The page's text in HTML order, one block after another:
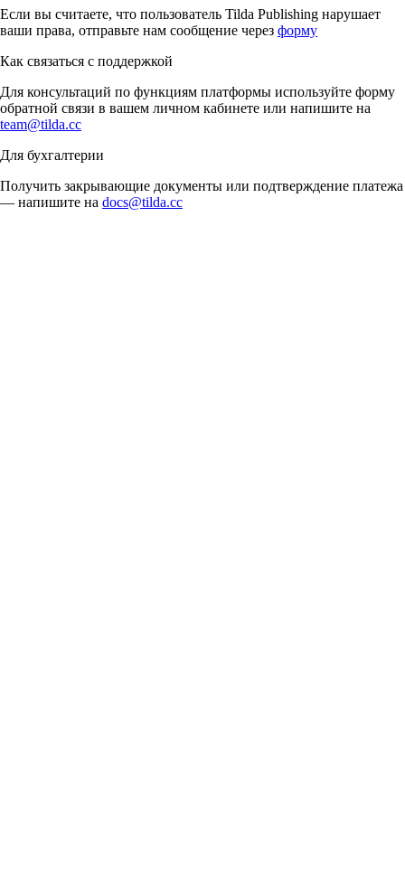
Если вы считаете, что пользователь Tilda Publishing нарушает
ваши права, отправьте нам сообщение через форму
Как связаться с поддержкой
Для консультаций по функциям платформы используйте форму
обратной связи в вашем личном кабинете или напишите на
team@tilda.cc
Для бухгалтерии
Получить закрывающие документы или подтверждение платежа
— напишите на docs@tilda.cc